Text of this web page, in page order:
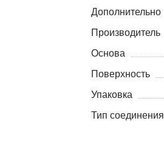
Дополнительно
Производитель
Основа
Поверхность
Упаковка
Тип соединения